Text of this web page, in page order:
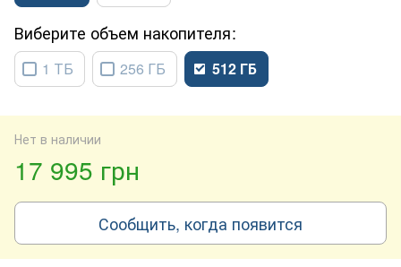
объем накопителя
1 ТБ 256 ГБ 512 ГБ
Нет в наличии
17 995 грн
Сообщить, когда появится